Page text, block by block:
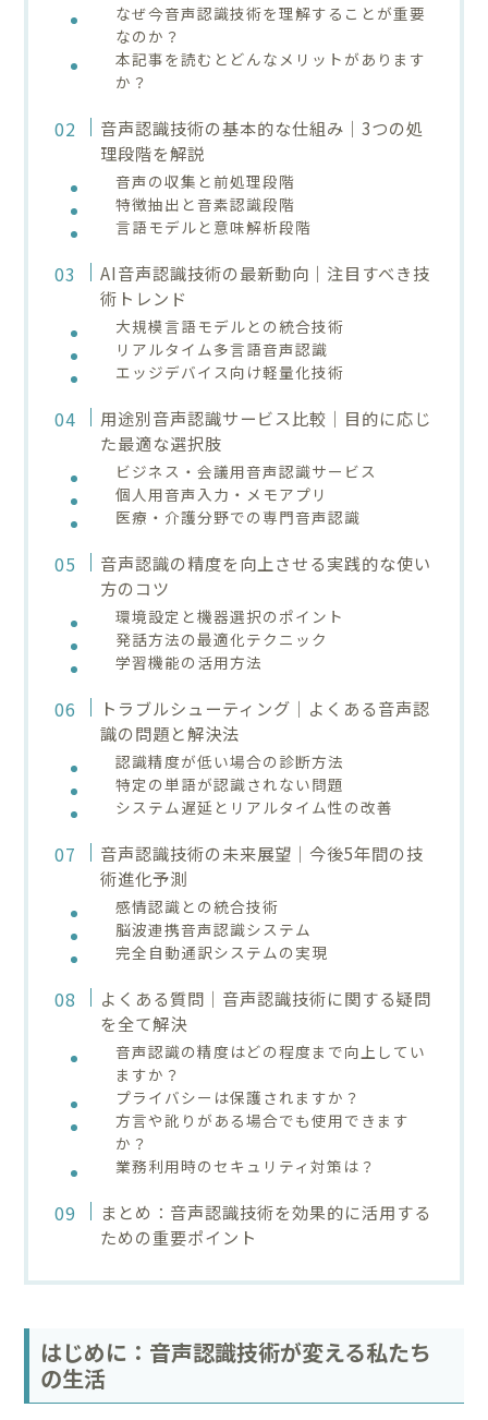
なぜ今音声認識技術を理解することが重要
なのか？
本記事を読むとどんなメリットがあります
か？
音声認識技術の基本的な仕組み｜3つの処
理段階を解説
音声の収集と前処理段階
特徴抽出と音素認識段階
言語モデルと意味解析段階
AI音声認識技術の最新動向｜注目すべき技
術トレンド
大規模言語モデルとの統合技術
リアルタイム多言語音声認識
エッジデバイス向け軽量化技術
用途別音声認識サービス比較｜目的に応じ
た最適な選択肢
ビジネス・会議用音声認識サービス
個人用音声入力・メモアプリ
医療・介護分野での専門音声認識
音声認識の精度を向上させる実践的な使い
方のコツ
環境設定と機器選択のポイント
発話方法の最適化テクニック
学習機能の活用方法
トラブルシューティング｜よくある音声認
識の問題と解決法
認識精度が低い場合の診断方法
特定の単語が認識されない問題
システム遅延とリアルタイム性の改善
音声認識技術の未来展望｜今後5年間の技
術進化予測
感情認識との統合技術
脳波連携音声認識システム
完全自動通訳システムの実現
よくある質問｜音声認識技術に関する疑問
を全て解決
音声認識の精度はどの程度まで向上してい
ますか？
プライバシーは保護されますか？
方言や訛りがある場合でも使用できます
か？
業務利用時のセキュリティ対策は？
まとめ：音声認識技術を効果的に活用する
ための重要ポイント
はじめに：音声認識技術が変える私たち
の生活